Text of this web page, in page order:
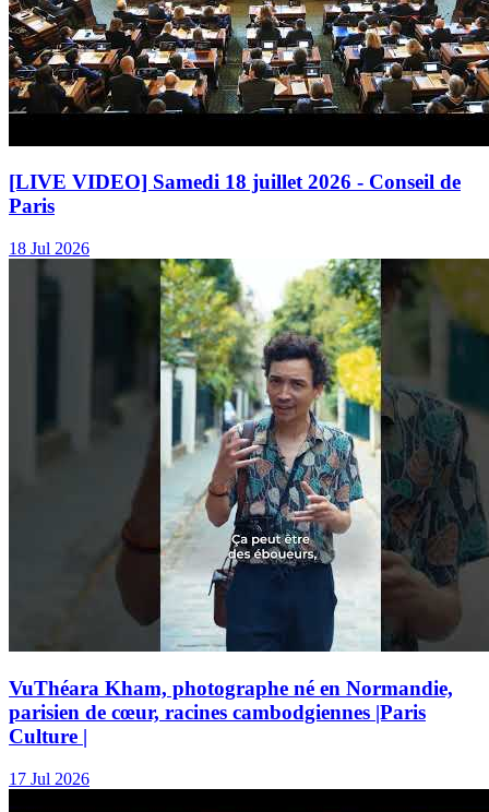
[LIVE VIDEO] Samedi 18 juillet 2026 - Conseil de
Paris
18 Jul 2026
VuThéara Kham, photographe né en Normandie,
parisien de cœur, racines cambodgiennes |Paris
Culture |
17 Jul 2026